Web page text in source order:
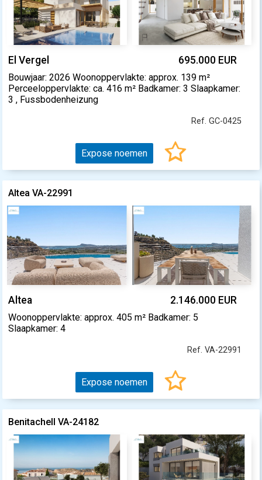
El Vergel 695.000 EUR
Bouwjaar: 2026 Woonoppervlakte: approx. 139 m²
Perceeloppervlakte: ca. 416 m² Badkamer: 3 Slaapkamer:
3 , Fussbodenheizung
Ref. GC-0425
Expose noemen
Altea VA-22991
Altea 2.146.000 EUR
Woonoppervlakte: approx. 405 m² Badkamer: 5
Slaapkamer: 4
Ref. VA-22991
Expose noemen
Benitachell VA-24182